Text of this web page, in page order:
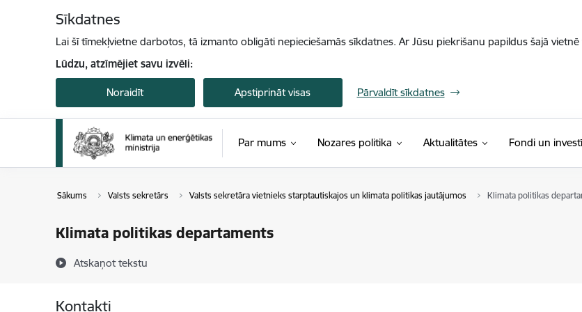
Sīkdatnes
Lai šī tīmekļvietne darbotos, tā izmanto obligāti nepieciešamās sīkdatnes. Ar Jūsu piekrišanu papildus šajā
Lūdzu, atzīmējiet savu izvēli:
Noraidīt Apstiprināt visas Pārvaldīt sīkdatnes
Par mums Nozares politika Aktualitātes Fondi un
Sākums Valsts sekretārs Valsts sekretāra vietnieks starptautiskajos un klimata politikas jautājumos Klimata politikas
Klimata politikas departaments
Atskaņot tekstu
Kontakti